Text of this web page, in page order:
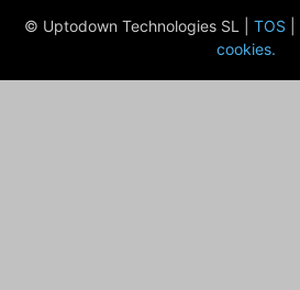
© Uptodown Technologies SL | TOS
cookies.